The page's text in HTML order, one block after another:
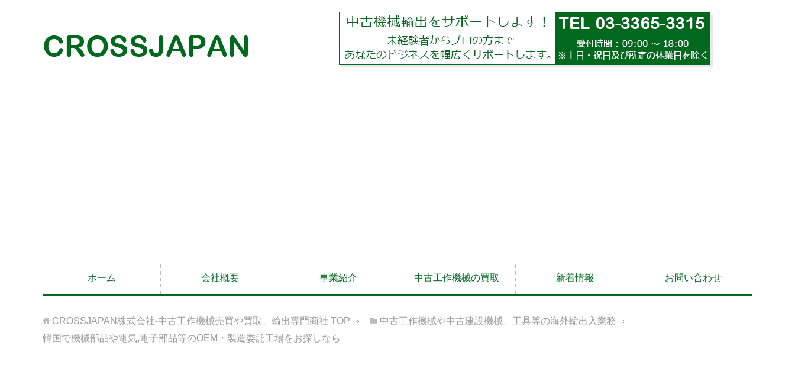
ホーム 会社概要 事業紹介 中古工作機械の買取 新着情報 お問い合わせ
CROSSJAPAN株式会社-中古工作機械売買や買取、輸出専門商社 TOP
中古工作機械や中古建設機械、工具等の海外輸出入業務
韓国で機械部品や電気,電子部品等のOEM・製造委託工場をお探しなら